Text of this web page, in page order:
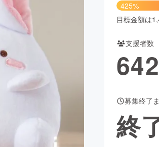
ビューティー・ヘルスケア
るさと納税 machi-ya
425%
目標金額は
支援者数
642
募集終了
終